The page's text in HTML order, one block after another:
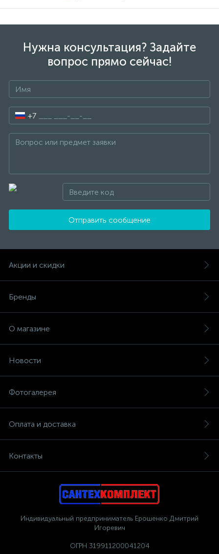
Нужна консультация? Задайте
вопрос прямо сейчас!
+7
Отправить сообщение
Акции и скидки
Бренды
О магазине
Новости
Фотогалерея
Оплата и доставка
Контакты
Индивидуальный предприниматель Ерошенко Дмитрий
Игоревич
ОГРН 319911200041204